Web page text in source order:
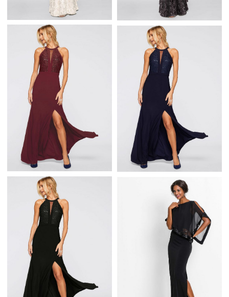
BEŻOWA SUKIENKA
WIECZOROWA
ZDOBIONA CEKINAMI
CZARNA SUKIENKA
WIECZOROWA
ZDOBIONA CEKINAMI
BORDOWA SUKIENKA
WIECZOROWA Z
KORONKĄ I CEKINAMI
GRANATOWA
WIECZOROWA Z
KORONKĄ I CEKINAMI